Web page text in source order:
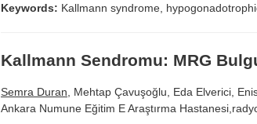
Keywords: Kallmann syndrome,
Kallmann Sendromu: MRG
Semra Duran , Mehtap Çavuşoğlu, Eda Elverici,
Ankara Numune Eğitim E Araştırma